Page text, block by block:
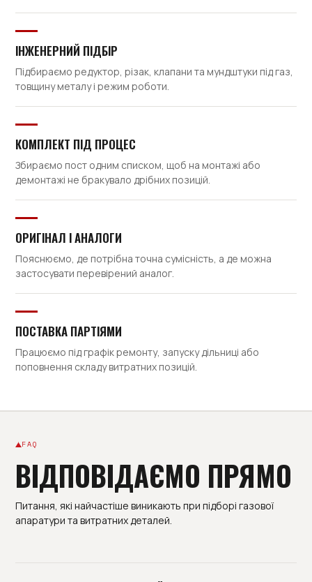
ІНЖЕНЕРНИЙ ПІДБІР
Підбираємо редуктор, різак, клапани та мундштуки під газ,
товщину металу і режим роботи.
КОМПЛЕКТ ПІД ПРОЦЕС
Збираємо пост одним списком, щоб на монтажі або
демонтажі не бракувало дрібних позицій.
ОРИГІНАЛ І АНАЛОГИ
Пояснюємо, де потрібна точна сумісність, а де можна
застосувати перевірений аналог.
ПОСТАВКА ПАРТІЯМИ
Працюємо під графік ремонту, запуску дільниці або
поповнення складу витратних позицій.
FAQ
ВІДПОВІДАЄМО ПРЯМО
Питання, які найчастіше виникають при підборі газової
апаратури та витратних деталей.